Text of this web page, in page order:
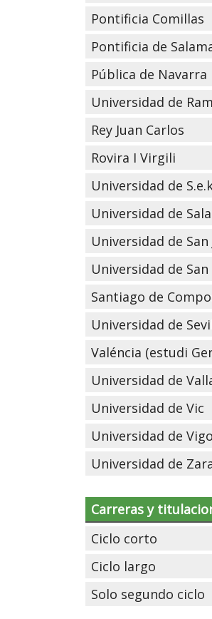
Pontificia Comillas
Pontificia de
Pública de Navarra
Universidad de
Rey Juan Carlos
Rovira I Virgili
Universidad de
Universidad de
Universidad de San
Universidad de
Santiago de
Universidad de
Valéncia (estudi
Universidad de
Universidad de Vic
Universidad de Vigo
Universidad de
Carreras y
Ciclo corto
Ciclo largo
Solo segundo ciclo